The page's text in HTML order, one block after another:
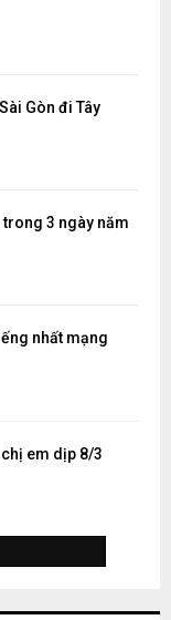
Gòn đi Tây
trong 3 ngày năm
nhất mạng
em dịp 8/3